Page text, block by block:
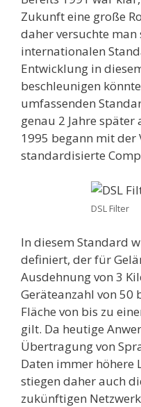
Zukunft eine große
daher versuchte man
internationalen
Entwicklung in
beschleunigen
umfassenden
genau 2 Jahre
1995 begann mit der
standardisierte
DSL Filter
In diesem Standard
definiert, der für
Ausdehnung von 3
Geräteanzahl von 50
Fläche von bis zu
gilt. Da heutige
Übertragung von
Daten immer höhere
stiegen daher auch
zukünftigen